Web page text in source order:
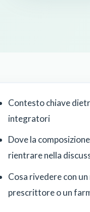
Contesto chiave
integratori
Dove la
rientrare nella
Cosa rivedere con
prescrittore o un